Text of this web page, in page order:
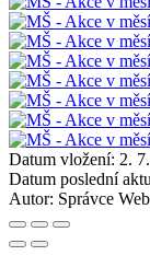
Datum vložení: 2.
Datum poslední
Autor: Správce